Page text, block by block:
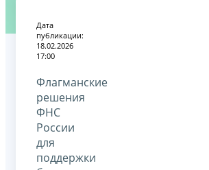
Дата
публикации:
18.02.2026
17:00
Флагманские
решения
ФНС
России
для
поддержки